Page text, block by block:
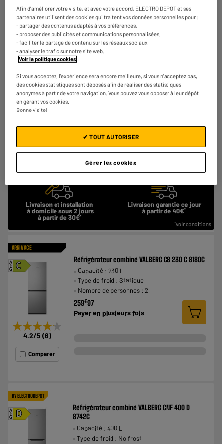
D
★★★★★
★★★★★
4/5(157)
Comparer
Réfrigérateur combiné VALBERG CS 262 D S625C
Capacité : 262 L
Type de froid : Statique
Nombre de personnes : 3
279€50
Payer en
ARRIVAGE
C
A
G
★★★★★
★★★★★
4.2/5 (6)
Comparer
Réfrigérateur combiné VALBERG CS 230 C S180C
Capacité : 230 L
Type de froid : Statique
Nombre de personnes : 2
259€97
Payer en plusieurs fois
BY ELECTRODEPOT
D
A
G
Réfrigérateur combiné VALBERG CNF 400 D
S742C
Capacité : 400 L
Type de froid : No frost
Afin d'améliorer votre visite, et avec votre accord, ELECTRO DEPOT et ses
partenaires utilisent des cookies qui traitent vos données personnelles pour :
- partager des contenus adaptés à vos préférences,
- proposer des publicités et communications personnalisées,
- faciliter le partage de contenu sur les réseaux sociaux,
- analyser le trafic sur notre site web.
Voir la politique cookies.
Si vous acceptez, l'expérience sera encore meilleure, si vous n'acceptez pas,
des cookies statistiques sont déposés afin de réaliser des statistiques
anonymes à partir de votre navigation. Vous pouvez vous opposer à leur dépôt
en gérant vos cookies.
Bonne visite!
Gérer les cookies
✔ TOUT AUTORISER